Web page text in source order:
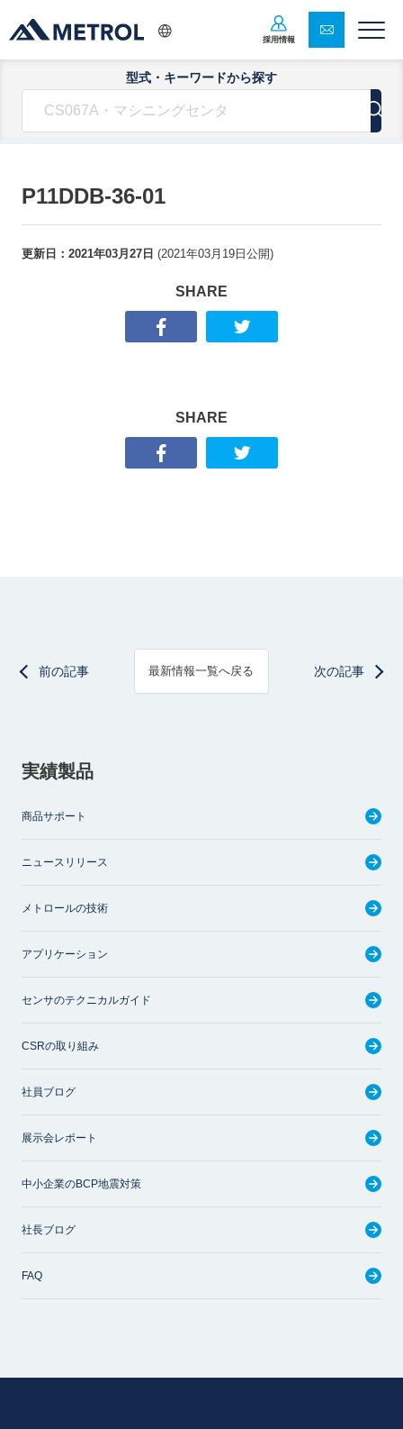
採用情報
型式・キーワードから探す
P11DDB-36-01
更新日： 2021年03月27日 (2021年03月19日 公開)
SHARE
SHARE
前の記事 最新情報一覧へ戻る 次の記事
実績製品
商品サポート
ニュースリリース
メトロールの技術
アプリケーション
センサのテクニカルガイド
CSRの取り組み
社員ブログ
展示会レポート
中小企業のBCP地震対策
社長ブログ
FAQ